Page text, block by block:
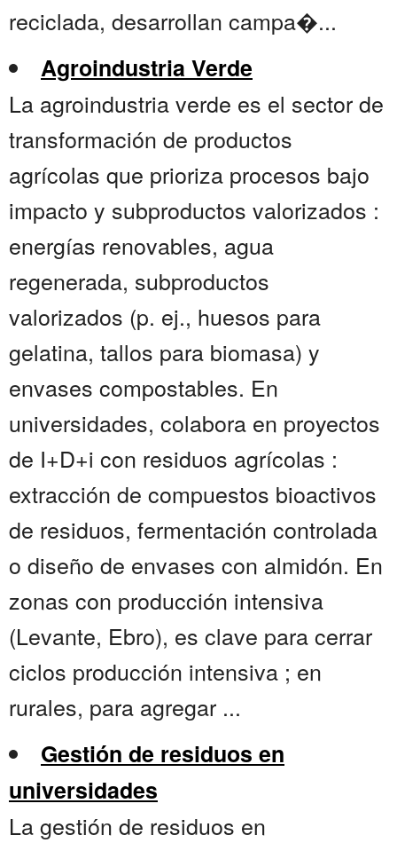
reciclada, desarrollan campa�...
Agroindustria Verde
La agroindustria verde es el sector de
transformación de productos
agrícolas que prioriza procesos bajo
impacto y subproductos valorizados :
energías renovables, agua
regenerada, subproductos
valorizados (p. ej., huesos para
gelatina, tallos para biomasa) y
envases compostables. En
universidades, colabora en proyectos
de I+D+i con residuos agrícolas :
extracción de compuestos bioactivos
de residuos, fermentación controlada
o diseño de envases con almidón. En
zonas con producción intensiva
(Levante, Ebro), es clave para cerrar
ciclos producción intensiva ; en
rurales, para agregar ...
Gestión de residuos en
universidades
La gestión de residuos en